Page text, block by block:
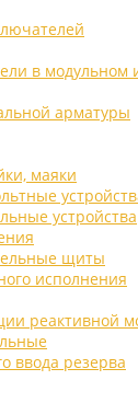
в модульном
арматуры
маяки
устройства
щиты
исполнения
реактивной
ввода резерва